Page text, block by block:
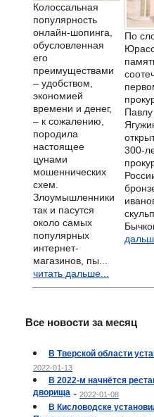
Колоссальная
популярность
онлайн-шопинга,
обусловленная
его
преимуществами
– удобством,
экономией
времени и денег,
– к сожалению,
породила
настоящее
цунами
мошеннических
схем.
Злоумышленники
так и пасутся
около самых
популярных
интернет-
магазинов, пы...
читать дальше...
По
Павлу
300-
Все новости за месяц
В Тверской области
2022-01-13
В 2022-м начнётся
дворища - 2022-01-08
В Кисловодске